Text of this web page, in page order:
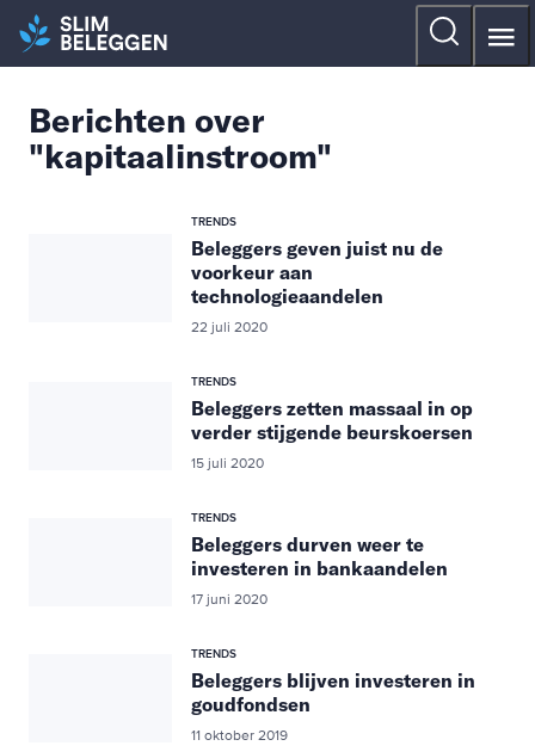
Berichten over
"kapitaalinstroom"
TRENDS
Beleggers geven juist nu de
voorkeur aan
technologieaandelen
22 juli 2020
TRENDS
Beleggers zetten massaal in op
verder stijgende beurskoersen
15 juli 2020
TRENDS
Beleggers durven weer te
investeren in bankaandelen
17 juni 2020
TRENDS
Beleggers blijven investeren in
goudfondsen
11 oktober 2019